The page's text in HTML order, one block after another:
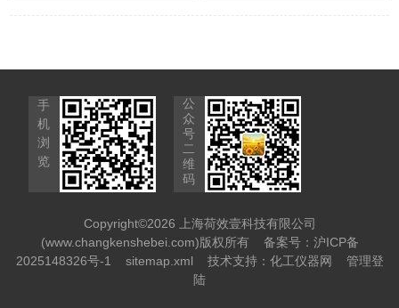
手
机
浏
览
公
众
号
二
维
码
Copyright©2026 上海荷效壹科技有限公司
(www.changkenshebei.com)版权所有 备案号：沪ICP备
2025148326号-1
sitemap.xml 技术支持： 化工仪器网
管理登
陆